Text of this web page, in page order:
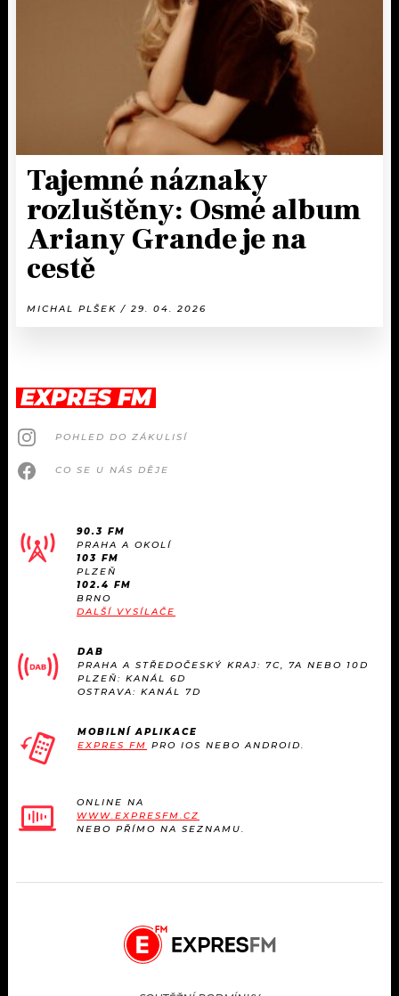
Tajemné náznaky
rozluštěny: Osmé album
Ariany Grande je na
cestě
MICHAL PLŠEK / 29. 04. 2026
EXPRES FM
POHLED DO ZÁKULISÍ
CO SE U NÁS DĚJE
90.3 FM
PRAHA A OKOLÍ
103 FM
PLZEŇ
102.4 FM
BRNO
DALŠÍ VYSÍLAČE
DAB
PRAHA A STŘEDOČESKÝ KRAJ: 7C, 7A NEBO 10D
PLZEŇ: KANÁL 6D
OSTRAVA: KANÁL 7D
MOBILNÍ APLIKACE
EXPRES FM PRO IOS NEBO ANDROID.
ONLINE NA
WWW.EXPRESFM.CZ
NEBO PŘÍMO NA SEZNAMU.